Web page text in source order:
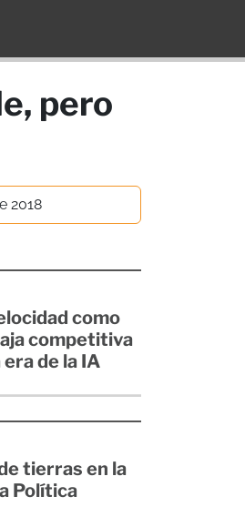
pero
2018
como
competitiva
era de la IA
tierras en la
Política